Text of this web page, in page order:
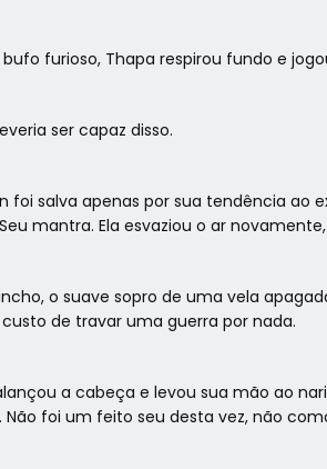
furioso, Thapa respirou fundo e
ser capaz disso.
foi salva apenas por sua tendência ao
mantra. Ela esvaziou o ar
o suave sopro de uma vela
de travar uma guerra por nada.
a cabeça e levou sua mão ao
foi um feito seu desta vez, não